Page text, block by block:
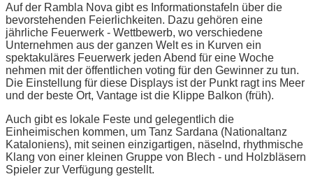
Auf der Rambla Nova gibt es Informationstafeln über die
bevorstehenden Feierlichkeiten. Dazu gehören eine
jährliche Feuerwerk - Wettbewerb, wo verschiedene
Unternehmen aus der ganzen Welt es in Kurven ein
spektakuläres Feuerwerk jeden Abend für eine Woche
nehmen mit der öffentlichen voting für den Gewinner zu tun.
Die Einstellung für diese Displays ist der Punkt ragt ins Meer
und der beste Ort, Vantage ist die Klippe Balkon (früh).
Auch gibt es lokale Feste und gelegentlich die
Einheimischen kommen, um Tanz Sardana (Nationaltanz
Kataloniens), mit seinen einzigartigen, näselnd, rhythmische
Klang von einer kleinen Gruppe von Blech - und Holzbläsern
Spieler zur Verfügung gestellt.